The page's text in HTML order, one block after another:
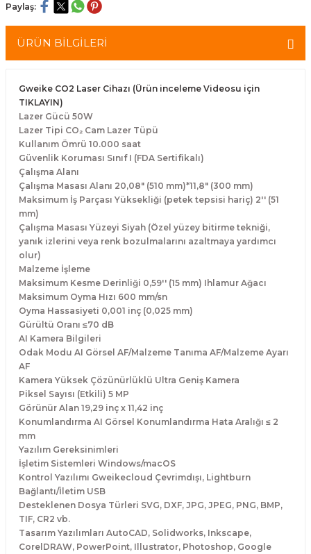
Paylaş:
ÜRÜN BİLGİLERİ
Gweike CO2 Laser Cihazı (Ürün inceleme Videosu için
TIKLAYIN)
Lazer Gücü 50W
Lazer Tipi CO₂ Cam Lazer Tüpü
Kullanım Ömrü 10.000 saat
Güvenlik Koruması Sınıf I (FDA Sertifikalı)
Çalışma Alanı
Çalışma Masası Alanı 20,08" (510 mm)*11,8" (300 mm)
Maksimum İş Parçası Yüksekliği (petek tepsisi hariç) 2'' (51
mm)
Çalışma Masası Yüzeyi Siyah (Özel yüzey bitirme tekniği,
yanık izlerini veya renk bozulmalarını azaltmaya yardımcı
olur)
Malzeme İşleme
Maksimum Kesme Derinliği 0,59'' (15 mm) Ihlamur Ağacı
Maksimum Oyma Hızı 600 mm/sn
Oyma Hassasiyeti 0,001 inç (0,025 mm)
Gürültü Oranı ≤70 dB
AI Kamera Bilgileri
Odak Modu AI Görsel AF/Malzeme Tanıma AF/Malzeme Ayarı
AF
Kamera Yüksek Çözünürlüklü Ultra Geniş Kamera
Piksel Sayısı (Etkili) 5 MP
Görünür Alan 19,29 inç x 11,42 inç
Konumlandırma AI Görsel Konumlandırma Hata Aralığı ≤ 2
mm
Yazılım Gereksinimleri
İşletim Sistemleri Windows/macOS
Kontrol Yazılımı Gweikecloud Çevrimdışı, Lightburn
Bağlantı/İletim USB
Desteklenen Dosya Türleri SVG, DXF, JPG, JPEG, PNG, BMP,
TIF, CR2 vb.
Tasarım Yazılımları AutoCAD, Solidworks, Inkscape,
CorelDRAW, PowerPoint, Illustrator, Photoshop, Google